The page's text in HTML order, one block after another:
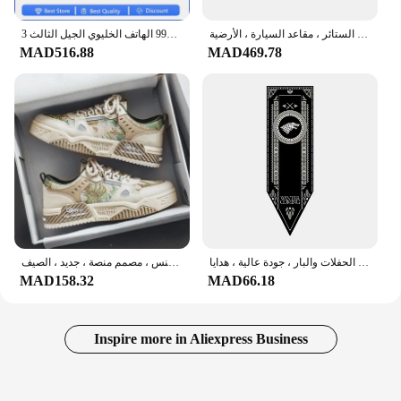
بلاك بيري 9900 مجدد-الأصلي بلاك بيري 9900 الهاتف الخليوي الجيل الثالث 3G QWERTY + شاشة تعمل باللمس 2.8 'واي فاي لتحديد المواقع 5.0MP 8GB ROM بلاك بيري
MAD516.88
منظف بالبخار يدوي متعدد الأغراض ، مضغوط مع إكسسوارات مكونة من 9 قطع ، مثالي لإزالة البقع ، الستائر ، مقاعد السيارة ، الأرضية
MAD469.78
أحذية رياضية جلدية فاخرة للرجال ، أحذية عصرية كاجوال ، رياضة الجري في الهواء الطلق ، المشي لمسافات طويلة ، التنس ، مصمم منصة ، جديد ، الصيف
MAD158.32
أعلام ديكور العروش الداخلية ، مجموعات ديكور المنزل ، ألعاب الحفلات والبار ، جودة عالية ، هدايا
MAD66.18
Inspire more in Aliexpress Business